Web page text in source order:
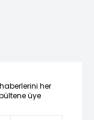
her
üye